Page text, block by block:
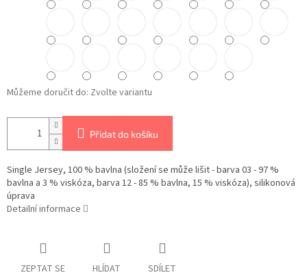
Můžeme doručit do: Zvolte variantu
Přidat do košíku
Single Jersey, 100 % bavlna (složení se může lišit - barva 03 - 97 %
bavlna a 3 % viskóza, barva 12 - 85 % bavlna, 15 % viskóza), silikonová
úprava
Detailní informace
ZEPTAT SE HLÍDAT SDÍLET